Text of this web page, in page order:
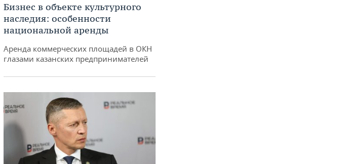
Бизнес в объекте культурного
наследия: особенности
национальной аренды
Аренда коммерческих площадей в ОКН
глазами казанских предпринимателей